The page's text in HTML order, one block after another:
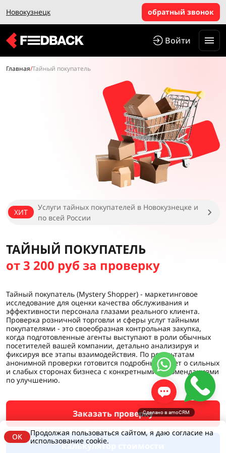
Новокузнецк обратный звонок
Войти
Главная/Тайный покупатель
ХИТ
Услуги тайных покупателей в Новокузнецке и
по всей России
ТАЙНЫЙ ПОКУПАТЕЛЬ
от 3 200 руб за проверку
Тайный покупатель (Mystery Shopper) - маркетинговое
исследование для оценки качества обслуживания и
эффективности персонала глазами реального клиента.
Проверка розничной торговли и сферы услуг тайными
покупателями - это своеобразная контрольная закупка,
когда подготовленные агенты выступают в роли обычных
посетителей вашей компании, детально анализируя и
фиксируя все этапы взаимодействия. По результатам
анонимной проверки готовится подробный отчет о сильных
и слабых сторонах бизнеса с конкретными рекомендациями
по улучшению.
Заказать проверку
Калькулятор стоимости
OK
Продолжая пользоваться сайтом, я даю согласие на
использование cookie.
Сделано в amoCRM